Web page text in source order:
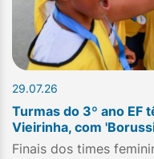
29.07.26
Turmas do 3º ano EF
Vieirinha, com
Finais dos times